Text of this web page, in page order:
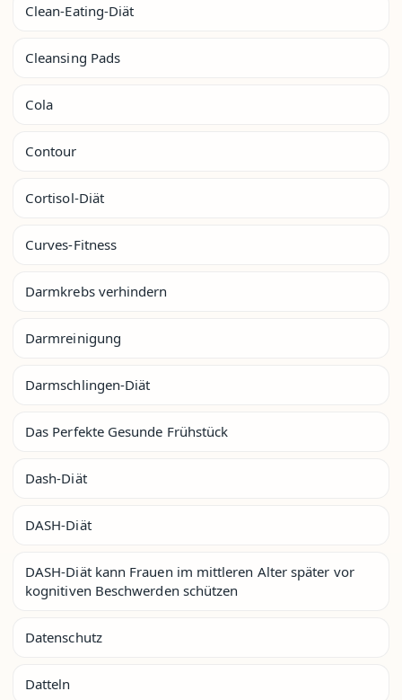
Clean-Eating-Diät
Cleansing Pads
Cola
Contour
Cortisol-Diät
Curves-Fitness
Darmkrebs verhindern
Darmreinigung
Darmschlingen-Diät
Das Perfekte Gesunde Frühstück
Dash-Diät
DASH-Diät
DASH-Diät kann Frauen im mittleren Alter später vor
kognitiven Beschwerden schützen
Datenschutz
Datteln